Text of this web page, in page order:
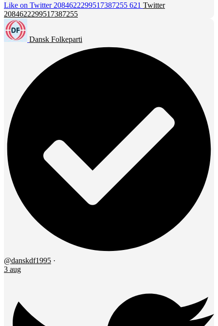
Like on Twitter 2084622299517387255 621 Twitter
2084622299517387255
Dansk Folkeparti
@danskdf1995 ·
3 aug